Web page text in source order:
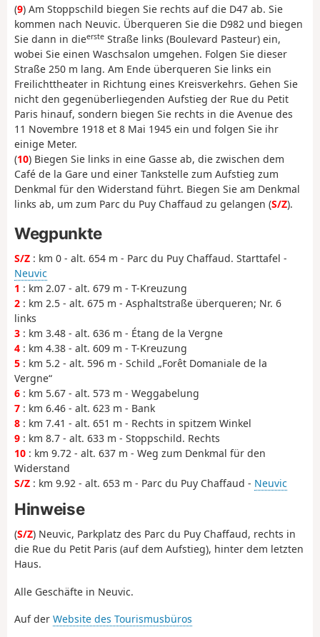
(9) Am Stoppschild biegen Sie rechts auf die D47 ab. Sie
kommen nach Neuvic. Überqueren Sie die D982 und biegen
Sie dann in dieerste Straße links (Boulevard Pasteur) ein,
wobei Sie einen Waschsalon umgehen. Folgen Sie dieser
Straße 250 m lang. Am Ende überqueren Sie links ein
Freilichttheater in Richtung eines Kreisverkehrs. Gehen Sie
nicht den gegenüberliegenden Aufstieg der Rue du Petit
Paris hinauf, sondern biegen Sie rechts in die Avenue des
11 Novembre 1918 et 8 Mai 1945 ein und folgen Sie ihr
einige Meter.
(10) Biegen Sie links in eine Gasse ab, die zwischen dem
Café de la Gare und einer Tankstelle zum Aufstieg zum
Denkmal für den Widerstand führt. Biegen Sie am Denkmal
links ab, um zum Parc du Puy Chaffaud zu gelangen (S/Z).
Wegpunkte
S/Z : km 0 - alt. 654 m - Parc du Puy Chaffaud. Starttafel -
Neuvic
1 : km 2.07 - alt. 679 m - T-Kreuzung
2 : km 2.5 - alt. 675 m - Asphaltstraße überqueren; Nr. 6
links
3 : km 3.48 - alt. 636 m - Étang de la Vergne
4 : km 4.38 - alt. 609 m - T-Kreuzung
5 : km 5.2 - alt. 596 m - Schild „Forêt Domaniale de la
Vergne“
6 : km 5.67 - alt. 573 m - Weggabelung
7 : km 6.46 - alt. 623 m - Bank
8 : km 7.41 - alt. 651 m - Rechts in spitzem Winkel
9 : km 8.7 - alt. 633 m - Stoppschild. Rechts
10 : km 9.72 - alt. 637 m - Weg zum Denkmal für den
Widerstand
S/Z : km 9.92 - alt. 653 m - Parc du Puy Chaffaud - Neuvic
Hinweise
(S/Z) Neuvic, Parkplatz des Parc du Puy Chaffaud, rechts in
die Rue du Petit Paris (auf dem Aufstieg), hinter dem letzten
Haus.
Alle Geschäfte in Neuvic.
Auf der Website des Tourismusbüros